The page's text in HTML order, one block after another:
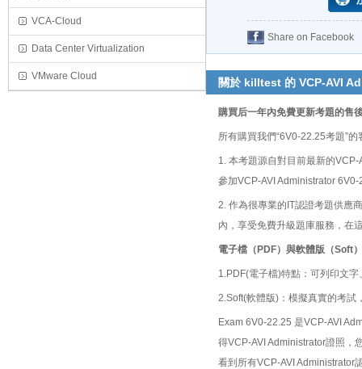
VCA-Cloud
Data Center Virtualization
VMware Cloud
Share on Facebook
關於 killtest 的 VCP-AVI
購買后一年內免費更新考題的售
所有購買我們“6V0-22.25考題”
1. 本考題源自對目前最新的
參加VCP-AVI Administrator
2. 作為很專業的IT認證考題供應
內，享受免費升級題庫服務，在
電子檔（PDF）與軟體版（Soft
1.PDF(電子檔)特點：可列印文
2.Soft(軟體版)：模擬真實的考試
Exam 6V0-22.25 是VCP-AVI
得VCP-AVI Administrator證照，
看到所有VCP-AVI Administrator